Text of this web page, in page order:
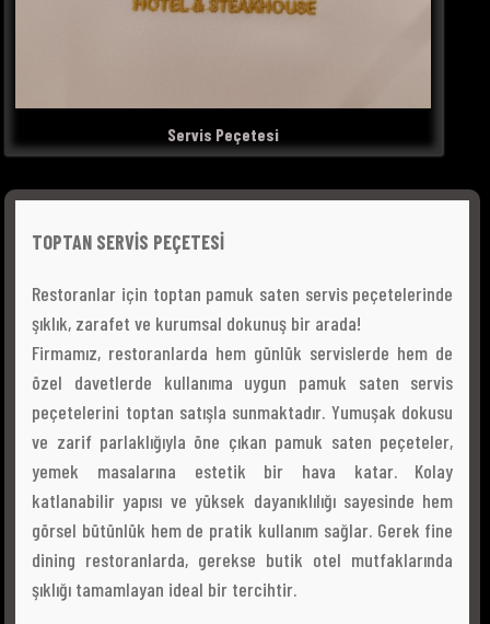
Servis Peçetesi
TOPTAN SERVİS PEÇETESİ
Restoranlar için toptan pamuk saten servis peçetelerinde
şıklık, zarafet ve kurumsal dokunuş bir arada!
Firmamız, restoranlarda hem günlük servislerde hem de
özel davetlerde kullanıma uygun pamuk saten servis
peçetelerini toptan satışla sunmaktadır. Yumuşak dokusu
ve zarif parlaklığıyla öne çıkan pamuk saten peçeteler,
yemek masalarına estetik bir hava katar. Kolay
katlanabilir yapısı ve yüksek dayanıklılığı sayesinde hem
görsel bütünlük hem de pratik kullanım sağlar. Gerek fine
dining restoranlarda, gerekse butik otel mutfaklarında
şıklığı tamamlayan ideal bir tercihtir.